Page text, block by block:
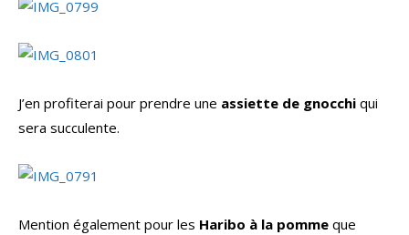
J’en profiterai pour prendre une assiette de gnocchi qui
sera succulente.
Mention également pour les Haribo à la pomme que